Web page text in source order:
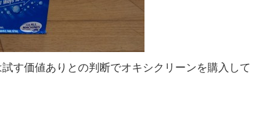
す価値ありとの判断でオキシクリーンを購入して